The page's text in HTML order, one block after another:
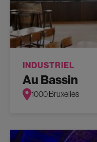
INDUSTRIEL
Au Bassin
1000 Bruxelles